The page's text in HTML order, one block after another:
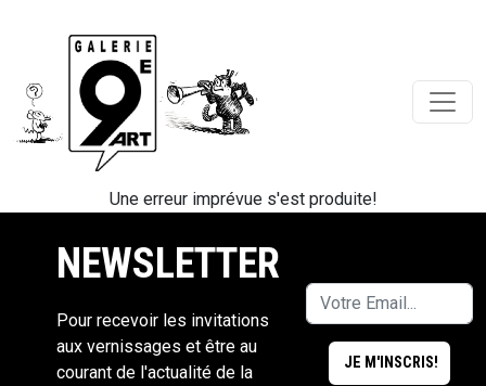
Une erreur imprévue s'est produite!
NEWSLETTER
Pour recevoir les invitations
aux vernissages et être au
courant de l'actualité de la